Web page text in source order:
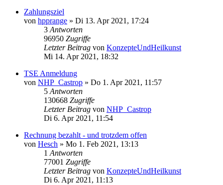
Zahlungsziel
von hpprange » Di 13. Apr 2021, 17:24
3 Antworten
96950 Zugriffe
Letzter Beitrag von KonzepteUndHeilkunst
Mi 14. Apr 2021, 18:32
TSE Anmeldung
von NHP_Castrop » Do 1. Apr 2021, 11:57
5 Antworten
130668 Zugriffe
Letzter Beitrag von NHP_Castrop
Di 6. Apr 2021, 11:54
Rechnung bezahlt - und trotzdem offen
von Hesch » Mo 1. Feb 2021, 13:13
1 Antworten
77001 Zugriffe
Letzter Beitrag von KonzepteUndHeilkunst
Di 6. Apr 2021, 11:13